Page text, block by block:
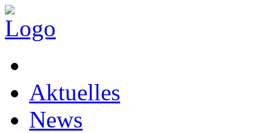
Aktuelles
News